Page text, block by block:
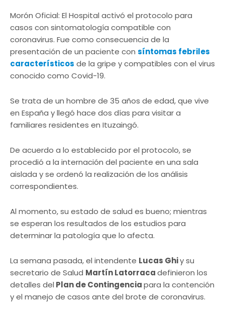
Morón Oficial: El Hospital activó el protocolo para
casos con sintomatología compatible con
coronavirus. Fue como consecuencia de la
presentación de un paciente con síntomas febriles
característicos de la gripe y compatibles con el virus
conocido como Covid-19.
Se trata de un hombre de 35 años de edad, que vive
en España y llegó hace dos días para visitar a
familiares residentes en Ituzaingó.
De acuerdo a lo establecido por el protocolo, se
procedió a la internación del paciente en una sala
aislada y se ordenó la realización de los análisis
correspondientes.
Al momento, su estado de salud es bueno; mientras
se esperan los resultados de los estudios para
determinar la patología que lo afecta.
La semana pasada, el intendente Lucas Ghiy su
secretario de Salud Martín Latorracadefinieron los
detalles del Plan de Contingenciapara la contención
y el manejo de casos ante del brote de coronavirus.